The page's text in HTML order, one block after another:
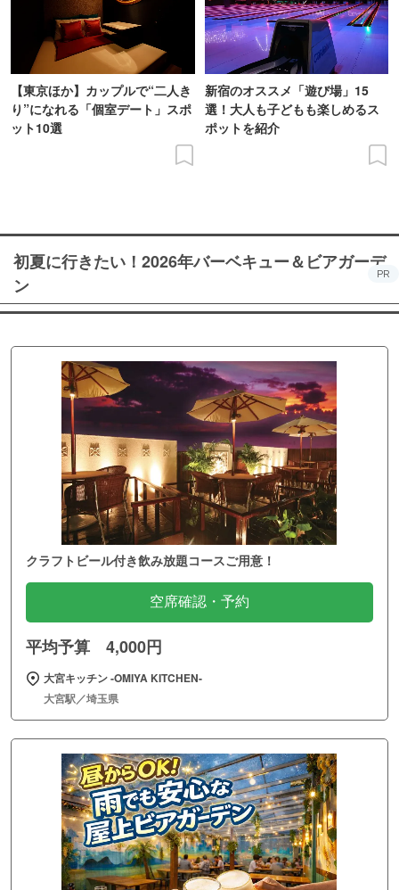
【東京ほか】カップルで“二人き
り”になれる「個室デート」スポ
ット10選
新宿のオススメ「遊び場」15
選！大人も子どもも楽しめるス
ポットを紹介
初夏に行きたい！2026年バーベキュー＆ビアガーデ
ン
PR
クラフトビール付き飲み放題コースご用意！
空席確認・予約
平均予算 4,000円
大宮キッチン ‐OMIYA KITCHEN‐
大宮駅／埼玉県